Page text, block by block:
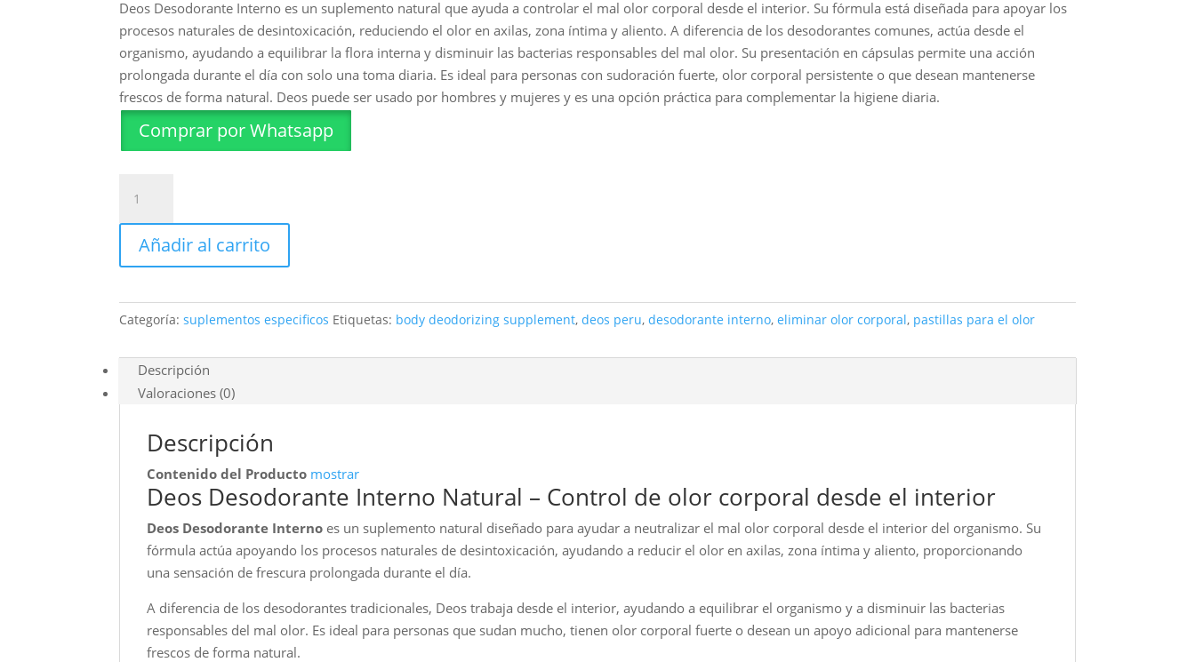
original
era:
S/140.00.
actual
es:
S/105.00.
Deos Desodorante Interno es un suplemento natural que ayuda a controlar el mal olor corporal desde el interior. Su fórmula está diseñada para apoyar los
procesos naturales de desintoxicación, reduciendo el olor en axilas, zona íntima y aliento. A diferencia de los desodorantes comunes, actúa desde el
organismo, ayudando a equilibrar la flora interna y disminuir las bacterias responsables del mal olor. Su presentación en cápsulas permite una acción
prolongada durante el día con solo una toma diaria. Es ideal para personas con sudoración fuerte, olor corporal persistente o que desean mantenerse
frescos de forma natural. Deos puede ser usado por hombres y mujeres y es una opción práctica para complementar la higiene diaria.
Comprar por Whatsapp
Desodorante
Interno
cantidad
Añadir al carrito
Categoría:suplementos especificos Etiquetas: body deodorizing supplement,deos peru,desodorante interno,eliminar olor corporal, pastillas para el olor
Descripción
Valoraciones (0)
Descripción
Contenido del Producto mostrar
Deos Desodorante Interno Natural – Control de olor corporal desde el interior
Deos Desodorante Interno es un suplemento natural diseñado para ayudar a neutralizar el mal olor corporal desde el interior del organismo. Su
fórmula actúa apoyando los procesos naturales de desintoxicación, ayudando a reducir el olor en axilas, zona íntima y aliento, proporcionando
una sensación de frescura prolongada durante el día.
A diferencia de los desodorantes tradicionales, Deos trabaja desde el interior, ayudando a equilibrar el organismo y a disminuir las bacterias
responsables del mal olor. Es ideal para personas que sudan mucho, tienen olor corporal fuerte o desean un apoyo adicional para mantenerse
frescos de forma natural.